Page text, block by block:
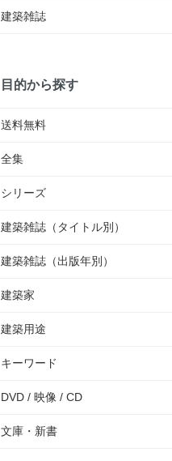
建築雑誌
目的から探す
送料無料
全集
シリーズ
建築雑誌（タイトル別）
建築雑誌（出版年別）
建築家
建築用途
キーワード
DVD / 映像 / CD
文庫・新書